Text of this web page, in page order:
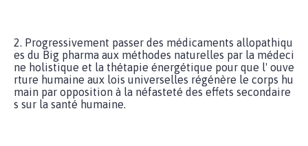
2. Progressivement passer des médicaments allopathiqu
es du Big pharma aux méthodes naturelles par la médeci
ne holistique et la thétapie énergétique pour que l' ouve
rture humaine aux lois universelles régénère le corps hu
main par opposition à la néfasteté des effets secondaire
s sur la santé humaine.